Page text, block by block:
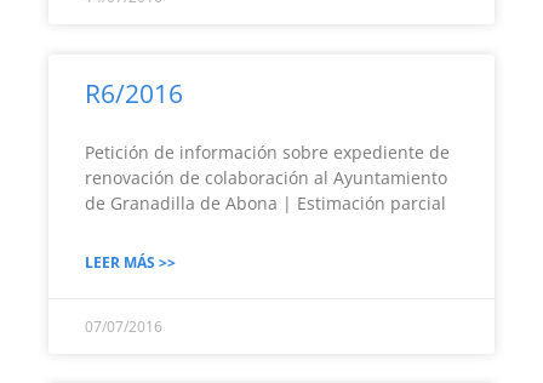
R6/2016
Petición de información sobre expediente de
renovación de colaboración al Ayuntamiento
de Granadilla de Abona | Estimación parcial
LEER MÁS >>
07/07/2016